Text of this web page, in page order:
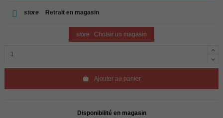
store Retrait en magasin
store Choisir un magasin
Ajouter au panier
Disponibilité en magasin